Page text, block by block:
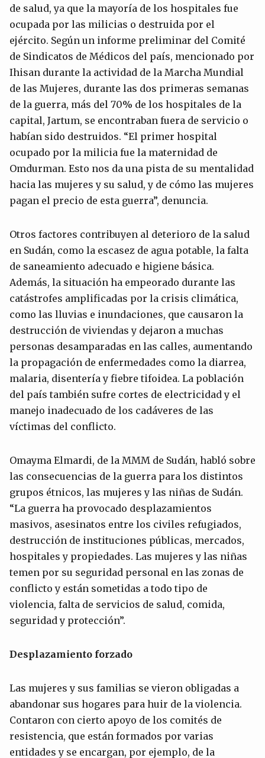
de salud, ya que la mayoría de los hospitales fue
ocupada por las milicias o destruida por el
ejército. Según un informe preliminar del Comité
de Sindicatos de Médicos del país, mencionado por
Ihisan durante la actividad de la Marcha Mundial
de las Mujeres, durante las dos primeras semanas
de la guerra, más del 70% de los hospitales de la
capital, Jartum, se encontraban fuera de servicio o
habían sido destruidos. “El primer hospital
ocupado por la milicia fue la maternidad de
Omdurman. Esto nos da una pista de su mentalidad
hacia las mujeres y su salud, y de cómo las mujeres
pagan el precio de esta guerra”, denuncia.
Otros factores contribuyen al deterioro de la salud
en Sudán, como la escasez de agua potable, la falta
de saneamiento adecuado e higiene básica.
Además, la situación ha empeorado durante las
catástrofes amplificadas por la crisis climática,
como las lluvias e inundaciones, que causaron la
destrucción de viviendas y dejaron a muchas
personas desamparadas en las calles, aumentando
la propagación de enfermedades como la diarrea,
malaria, disentería y fiebre tifoidea. La población
del país también sufre cortes de electricidad y el
manejo inadecuado de los cadáveres de las
víctimas del conflicto.
Omayma Elmardi, de la MMM de Sudán, habló sobre
las consecuencias de la guerra para los distintos
grupos étnicos, las mujeres y las niñas de Sudán.
“La guerra ha provocado desplazamientos
masivos, asesinatos entre los civiles refugiados,
destrucción de instituciones públicas, mercados,
hospitales y propiedades. Las mujeres y las niñas
temen por su seguridad personal en las zonas de
conflicto y están sometidas a todo tipo de
violencia, falta de servicios de salud, comida,
seguridad y protección”.
Desplazamiento forzado
Las mujeres y sus familias se vieron obligadas a
abandonar sus hogares para huir de la violencia.
Contaron con cierto apoyo de los comités de
resistencia, que están formados por varias
entidades y se encargan, por ejemplo, de la